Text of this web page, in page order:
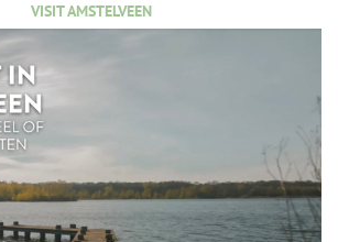
VISIT AMSTELVEEN